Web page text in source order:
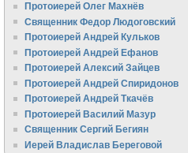
Протоиерей Олег Махнёв
Священник Федор Людоговский
Протоиерей Андрей Кульков
Протоиерей Андрей Ефанов
Протоиерей Алексий Зайцев
Протоиерей Андрей Спиридонов
Протоиерей Андрей Ткачёв
Протоиерей Василий Мазур
Священник Сергий Бегиян
Иерей Владислав Береговой